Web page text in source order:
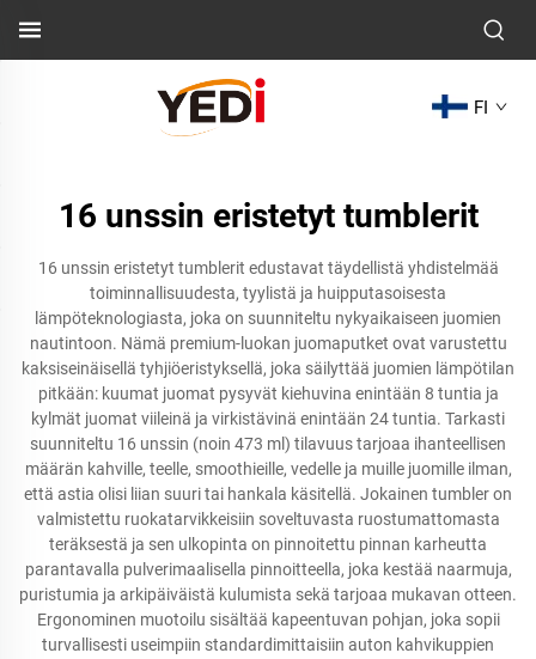
FI
16 unssin eristetyt tumblerit
16 unssin eristetyt tumblerit edustavat täydellistä yhdistelmää
toiminnallisuudesta, tyylistä ja huipputasoisesta
lämpöteknologiasta, joka on suunniteltu nykyaikaiseen juomien
nautintoon. Nämä premium-luokan juomaputket ovat varustettu
kaksiseinäisellä tyhjiöeristyksellä, joka säilyttää juomien lämpötilan
pitkään: kuumat juomat pysyvät kiehuvina enintään 8 tuntia ja
kylmät juomat viileinä ja virkistävinä enintään 24 tuntia. Tarkasti
suunniteltu 16 unssin (noin 473 ml) tilavuus tarjoaa ihanteellisen
määrän kahville, teelle, smoothieille, vedelle ja muille juomille ilman,
että astia olisi liian suuri tai hankala käsitellä. Jokainen tumbler on
valmistettu ruokatarvikkeisiin soveltuvasta ruostumattomasta
teräksestä ja sen ulkopinta on pinnoitettu pinnan karheutta
parantavalla pulverimaalisella pinnoitteella, joka kestää naarmuja,
puristumia ja arkipäiväistä kulumista sekä tarjoaa mukavan otteen.
Ergonominen muotoilu sisältää kapeentuvan pohjan, joka sopii
turvallisesti useimpiin standardimittaisiin auton kahvikuppien